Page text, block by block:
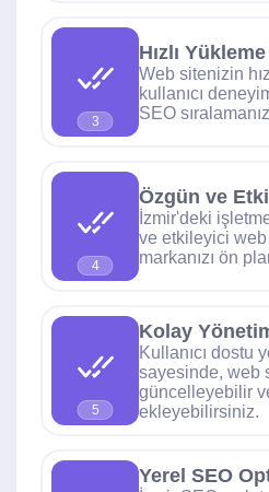
3
Hızlı
Web sitenizin
kullanıcı
SEO
4
Özgün ve
İzmir'deki
ve etkileyici web
markanızı ön
5
Kolay
Kullanıcı dostu
sayesinde, web
güncelleyebilir
ekleyebilirsiniz.
Yerel SEO